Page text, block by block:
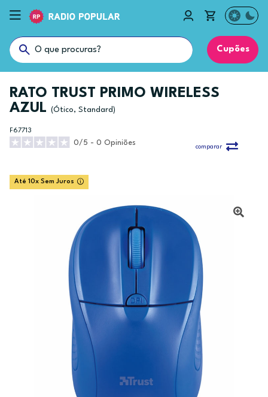
Cupões
RATO TRUST PRIMO WIRELESS
AZUL
(Ótico, Standard)
F67713
0/5 - 0 Opiniões
comparar
Até 10x Sem Juros